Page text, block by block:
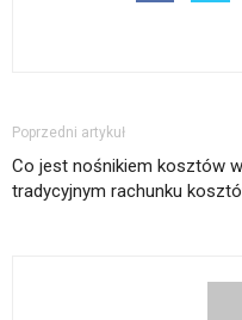
Poprzedni artykuł
Co jest nośnikiem kosztów w
tradycyjnym rachunku